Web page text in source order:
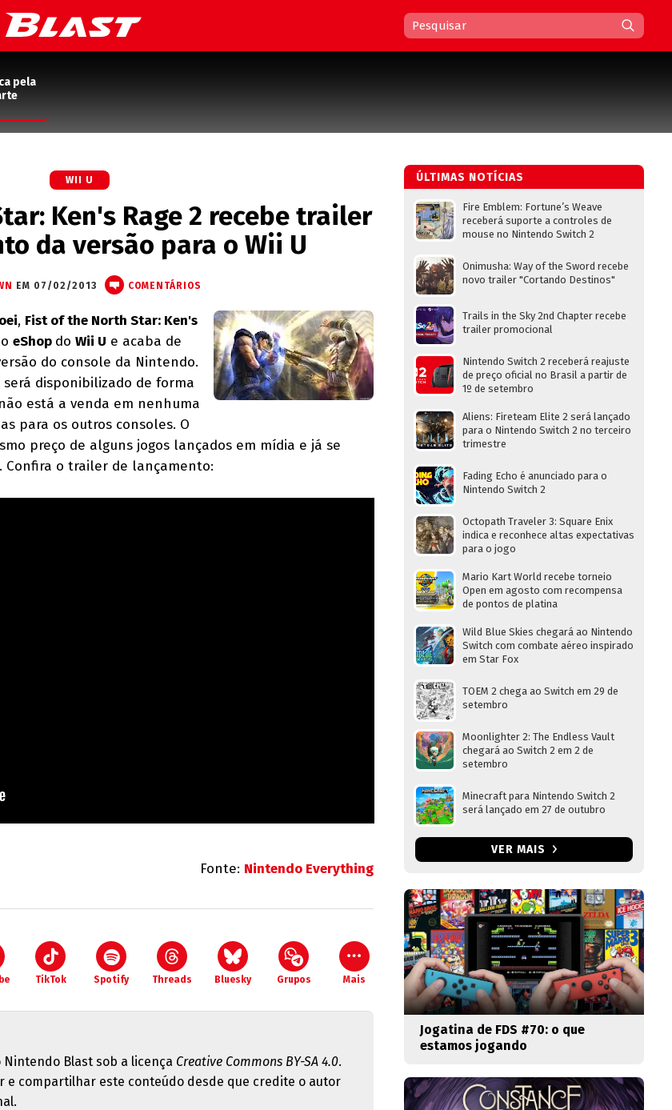
pela
WII U
Ken's Rage 2 recebe trailer
da versão para o Wii U
EM 07/02/2013 COMENTÁRIOS
, Fist of the North Star: Ken's
eShop do Wii U e acaba de
do console da Nintendo.
disponibilizado de forma
está a venda em nenhuma
para os outros consoles. O
preço de alguns jogos lançados em mídia e já se
o trailer de lançamento:
Fonte: Nintendo Everything
TikTok Spotify Threads Bluesky Grupos Mais
Nintendo Blast sob a licença Creative Commons BY-SA 4.0.
e compartilhar este conteúdo desde que credite o autor
ÚLTIMAS NOTÍCIAS
Fire Emblem: Fortune’s Weave
receberá suporte a controles de
mouse no Nintendo Switch 2
Onimusha: Way of the Sword recebe
novo trailer "Cortando Destinos"
Trails in the Sky 2nd Chapter recebe
trailer promocional
Nintendo Switch 2 receberá reajuste
de preço oficial no Brasil a partir de
1º de setembro
Aliens: Fireteam Elite 2 será lançado
para o Nintendo Switch 2 no terceiro
trimestre
Fading Echo é anunciado para o
Nintendo Switch 2
Octopath Traveler 3: Square Enix
indica e reconhece altas expectativas
para o jogo
Mario Kart World recebe torneio
Open em agosto com recompensa
de pontos de platina
Wild Blue Skies chegará ao Nintendo
Switch com combate aéreo inspirado
em Star Fox
TOEM 2 chega ao Switch em 29 de
setembro
Moonlighter 2: The Endless Vault
chegará ao Switch 2 em 2 de
setembro
Minecraft para Nintendo Switch 2
será lançado em 27 de outubro
VER MAIS
Jogatina de FDS #70: o que
estamos jogando